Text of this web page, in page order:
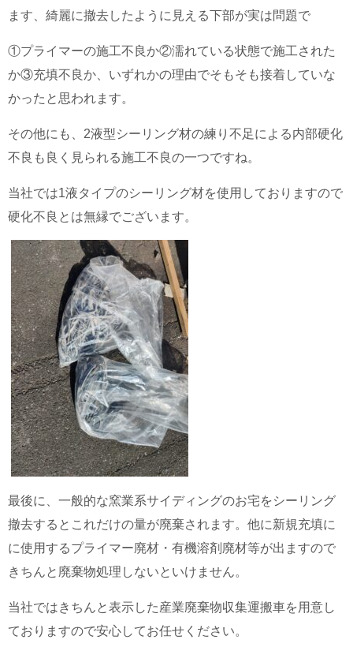
ます、綺麗に撤去したように見える下部が実は問題で
①プライマーの施工不良か②濡れている状態で施工された
か③充填不良か、いずれかの理由でそもそも接着していな
かったと思われます。
その他にも、2液型シーリング材の練り不足による内部硬化
不良も良く見られる施工不良の一つですね。
当社では1液タイプのシーリング材を使用しておりますので
硬化不良とは無縁でございます。
最後に、一般的な窯業系サイディングのお宅をシーリング
撤去するとこれだけの量が廃棄されます。他に新規充填に
に使用するプライマー廃材・有機溶剤廃材等が出ますので
きちんと廃棄物処理しないといけません。
当社ではきちんと表示した産業廃棄物収集運搬車を用意し
ておりますので安心してお任せください。